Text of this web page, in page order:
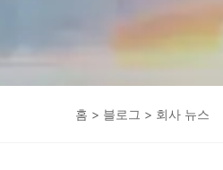
홈 > 블로그 > 회사 뉴스